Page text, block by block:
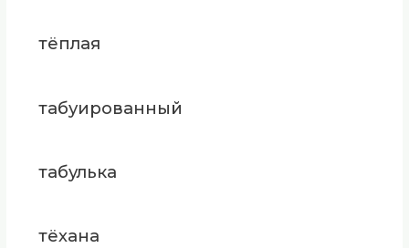
тёплая
табуированный
табулька
тёхана